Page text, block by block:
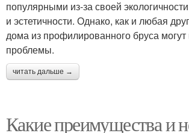
популярными из-за своей
и эстетичности. Однако, как и любая
дома из профилированного бруса могут
проблемы.
читать дальше →
Какие преимущества и